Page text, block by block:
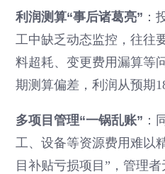
利润测算“事后诸葛亮” ：
工中缺乏动态监控，往往
料超耗、变更费用漏算等
期测算偏差，利润从预期
多项目管理“一锅乱账” ：
工、设备等资源费用难以
目补贴亏损项目”，管理